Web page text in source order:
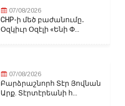
07/08/2026
CHP-ի մեծ բաժանումը․
Օզկիւր Օզէլի «Ենի Փ...
07/08/2026
Բարձրաշնորհ Տէր Յովնան
Արք. Տէրտէրեանի հ...